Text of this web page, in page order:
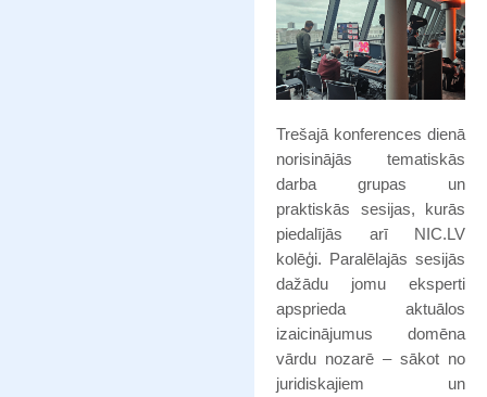
Trešajā konferences dienā
norisinājās tematiskās
darba grupas un
praktiskās sesijas, kurās
piedalījās arī NIC.LV
kolēģi. Paralēlajās sesijās
dažādu jomu eksperti
apsprieda aktuālos
izaicinājumus domēna
vārdu nozarē – sākot no
juridiskajiem un